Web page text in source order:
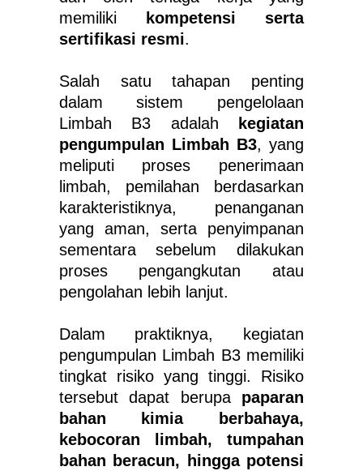
memiliki
kompetensi serta
sertifikasi resmi.
Salah satu tahapan penting
dalam sistem pengelolaan
Limbah B3 adalah
kegiatan
pengumpulan Limbah B3, yang
meliputi proses penerimaan
limbah, pemilahan berdasarkan
karakteristiknya, penanganan
yang aman, serta penyimpanan
sementara sebelum dilakukan
proses pengangkutan atau
pengolahan lebih lanjut.
Dalam praktiknya, kegiatan
pengumpulan Limbah B3 memiliki
tingkat risiko yang tinggi. Risiko
tersebut dapat berupa paparan
bahan kimia berbahaya,
kebocoran limbah, tumpahan
bahan beracun, hingga potensi